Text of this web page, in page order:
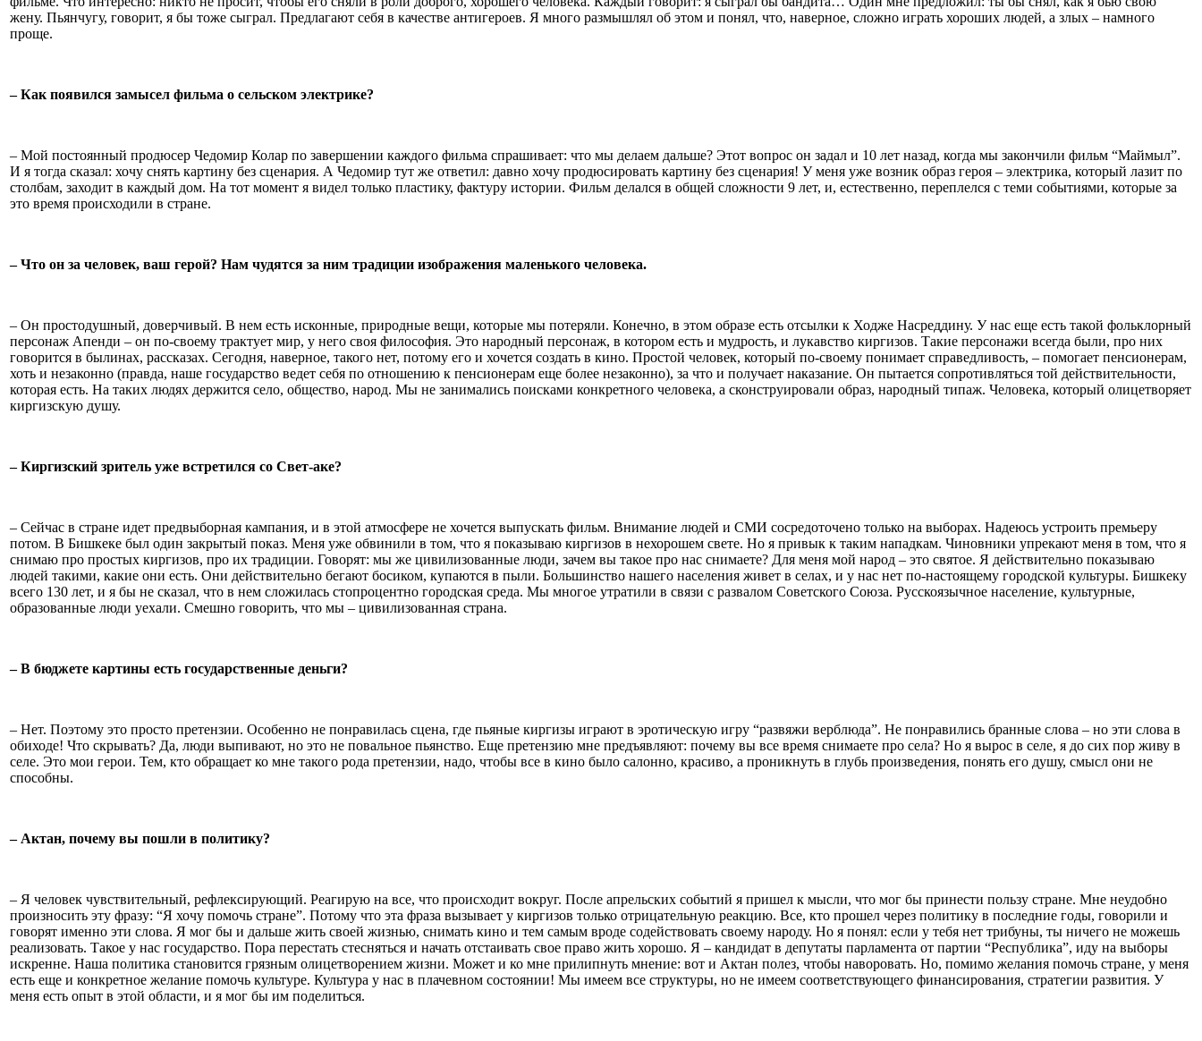
жену. Пьянчугу, говорит, я бы тоже сыграл. Предлагают себя в качестве антигероев. Я много размышлял об этом и понял, что, наверное, сложно играть хороших людей, а злых – намного
проще.
– Как появился замысел фильма о сельском электрике?
– Мой постоянный продюсер Чедомир Колар по завершении каждого фильма спрашивает: что мы делаем дальше? Этот вопрос он задал и 10 лет назад, когда мы закончили фильм “Маймыл”.
И я тогда сказал: хочу снять картину без сценария. А Чедомир тут же ответил: давно хочу продюсировать картину без сценария! У меня уже возник образ героя – электрика, который лазит по
столбам, заходит в каждый дом. На тот момент я видел только пластику, фактуру истории. Фильм делался в общей сложности 9 лет, и, естественно, переплелся с теми событиями, которые за
это время происходили в стране.
– Что он за человек, ваш герой? Нам чудятся за ним традиции изображения маленького человека.
– Он простодушный, доверчивый. В нем есть исконные, природные вещи, которые мы потеряли. Конечно, в этом образе есть отсылки к Ходже Насреддину. У нас еще есть такой фольклорный
персонаж Апенди – он по-своему трактует мир, у него своя философия. Это народный персонаж, в котором есть и мудрость, и лукавство киргизов. Такие персонажи всегда были, про них
говорится в былинах, рассказах. Сегодня, наверное, такого нет, потому его и хочется создать в кино. Простой человек, который по-своему понимает справедливость, – помогает пенсионерам,
хоть и незаконно (правда, наше государство ведет себя по отношению к пенсионерам еще более незаконно), за что и получает наказание. Он пытается сопротивляться той действительности,
которая есть. На таких людях держится село, общество, народ. Мы не занимались поисками конкретного человека, а сконструировали образ, народный типаж. Человека, который олицетворяет
киргизскую душу.
– Киргизский зритель уже встретился со Свет-аке?
– Сейчас в стране идет предвыборная кампания, и в этой атмосфере не хочется выпускать фильм. Внимание людей и СМИ сосредоточено только на выборах. Надеюсь устроить премьеру
потом. В Бишкеке был один закрытый показ. Меня уже обвинили в том, что я показываю киргизов в нехорошем свете. Но я привык к таким нападкам. Чиновники упрекают меня в том, что я
снимаю про простых киргизов, про их традиции. Говорят: мы же цивилизованные люди, зачем вы такое про нас снимаете? Для меня мой народ – это святое. Я действительно показываю
людей такими, какие они есть. Они действительно бегают босиком, купаются в пыли. Большинство нашего населения живет в селах, и у нас нет по-настоящему городской культуры. Бишкеку
всего 130 лет, и я бы не сказал, что в нем сложилась стопроцентно городская среда. Мы многое утратили в связи с развалом Советского Союза. Русскоязычное население, культурные,
образованные люди уехали. Смешно говорить, что мы – цивилизованная страна.
– В бюджете картины есть государственные деньги?
– Нет. Поэтому это просто претензии. Особенно не понравилась сцена, где пьяные киргизы играют в эротическую игру “развяжи верблюда”. Не понравились бранные слова – но эти слова в
обиходе! Что скрывать? Да, люди выпивают, но это не повальное пьянство. Еще претензию мне предъявляют: почему вы все время снимаете про села? Но я вырос в селе, я до сих пор живу в
селе. Это мои герои. Тем, кто обращает ко мне такого рода претензии, надо, чтобы все в кино было салонно, красиво, а проникнуть в глубь произведения, понять его душу, смысл они не
способны.
– Актан, почему вы пошли в политику?
– Я человек чувствительный, рефлексирующий. Реагирую на все, что происходит вокруг. После апрельских событий я пришел к мысли, что мог бы принести пользу стране. Мне неудобно
произносить эту фразу: “Я хочу помочь стране”. Потому что эта фраза вызывает у киргизов только отрицательную реакцию. Все, кто прошел через политику в последние годы, говорили и
говорят именно эти слова. Я мог бы и дальше жить своей жизнью, снимать кино и тем самым вроде содействовать своему народу. Но я понял: если у тебя нет трибуны, ты ничего не можешь
реализовать. Такое у нас государство. Пора перестать стесняться и начать отстаивать свое право жить хорошо. Я – кандидат в депутаты парламента от партии “Республика”, иду на выборы
искренне. Наша политика становится грязным олицетворением жизни. Может и ко мне прилипнуть мнение: вот и Актан полез, чтобы наворовать. Но, помимо желания помочь стране, у меня
есть еще и конкретное желание помочь культуре. Культура у нас в плачевном состоянии! Мы имеем все структуры, но не имеем соответствующего финансирования, стратегии развития. У
меня есть опыт в этой области, и я мог бы им поделиться.